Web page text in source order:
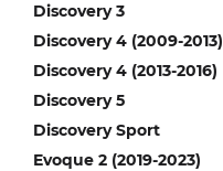
Discovery 3
Discovery 4 (2009-2013)
Discovery 4 (2013-2016)
Discovery 5
Discovery Sport
Evoque 2 (2019-2023)